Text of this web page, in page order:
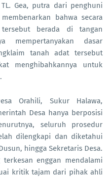
Gea, putra dari penghuni
bahwa secara
berada di tangan
mempertanyakan dasar
tanah adat tersebut
menghibahkannya untuk
Orahili, Sukur Halawa,
Desa hanya berposisi
seluruh prosedur
dilengkapi dan diketahui
hingga Sekretaris Desa.
enggan mendalami
kritik tajam dari pihak ahli